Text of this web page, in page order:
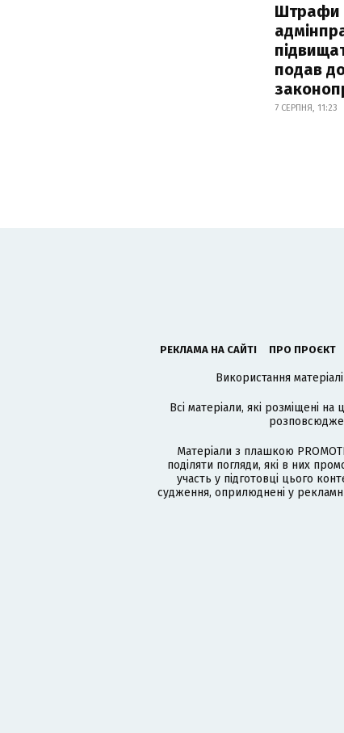
Штрафи
подав
7 СЕРПНЯ, 11:23
РЕКЛАМА НА САЙТІ ПРО ПРОЄКТ
Використання
Всі матеріали, які розміщені на
Матеріали з плашкою
поділяти погляди, які в них
участь у підготовці цього
судження, оприлюднені у